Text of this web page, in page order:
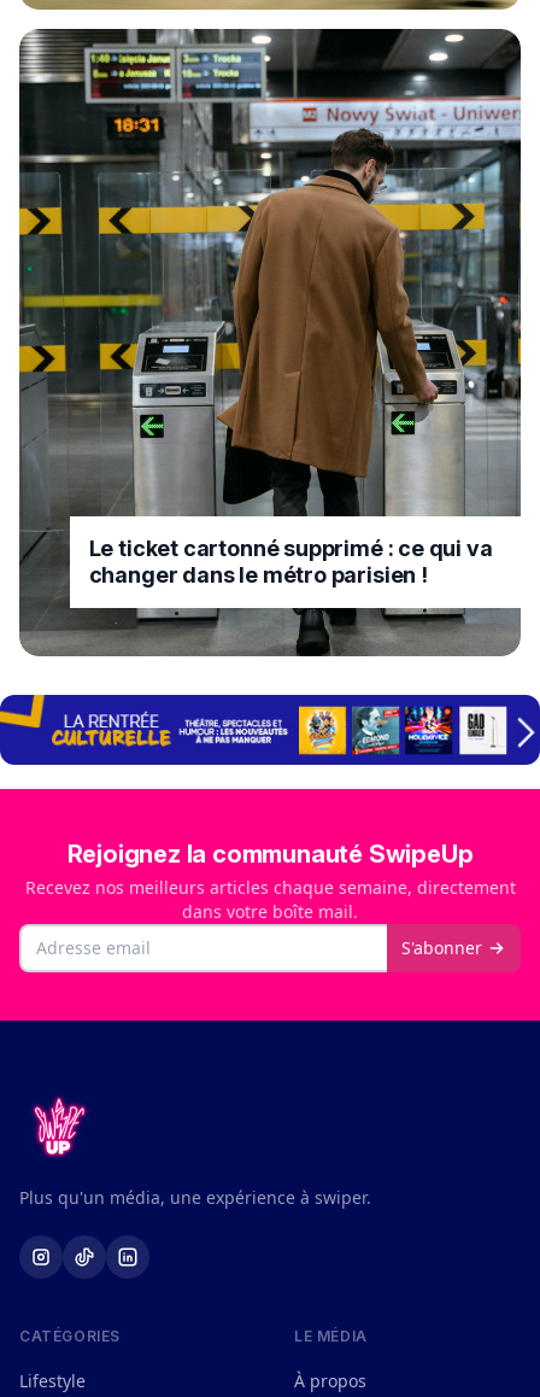
Le ticket cartonné supprimé : ce qui va
changer dans le métro parisien !
Rejoignez la communauté SwipeUp
Recevez nos meilleurs articles chaque semaine, directement
dans votre boîte mail.
Email S'abonner
Plus qu'un média, une expérience à swiper.
CATÉGORIES
Lifestyle
LE MÉDIA
À propos